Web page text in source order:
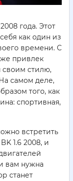
года. Этот
как один из
времени. С
привлек
своим стилю,
самом деле,
того, как
спортивная,
встретить
1.6 2008, и
вам нужна
станет